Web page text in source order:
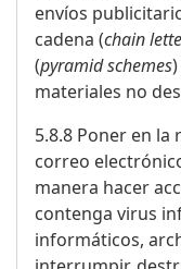
envíos
cadena (chain
(pyramid schemes
materiales no
5.8.8 Poner en
correo
manera hacer
contenga virus
informáticos,